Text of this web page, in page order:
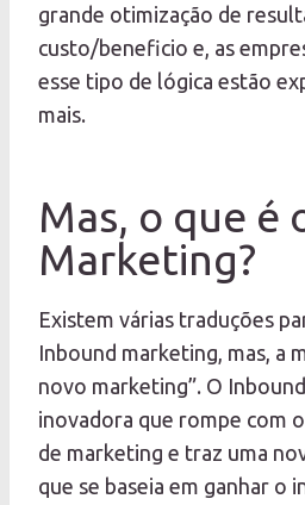
grande otimização de
custo/beneficio e, as
esse tipo de lógica estão
mais.
Mas, o que é
Marketing?
Existem várias traduções
Inbound marketing, mas, a
novo marketing”. O
inovadora que rompe com
de marketing e traz uma
que se baseia em ganhar o